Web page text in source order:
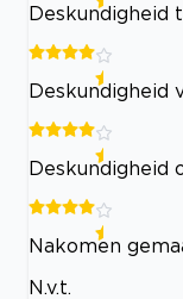
Deskundigheid
Deskundigheid
Deskundigheid
Nakomen
N.v.t.